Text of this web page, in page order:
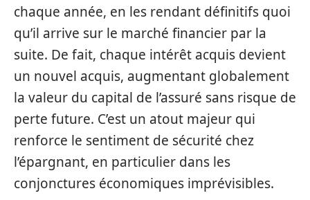
chaque année, en les rendant définitifs quoi
qu’il arrive sur le marché financier par la
suite. De fait, chaque intérêt acquis devient
un nouvel acquis, augmentant globalement
la valeur du capital de l’assuré sans risque de
perte future. C’est un atout majeur qui
renforce le sentiment de sécurité chez
l’épargnant, en particulier dans les
conjonctures économiques imprévisibles.